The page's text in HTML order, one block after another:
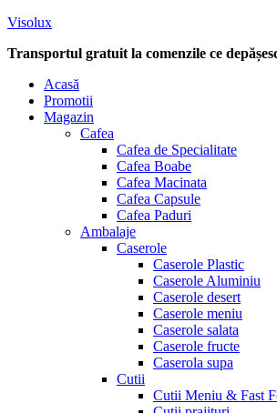
Visolux
Transportul gratuit la comenzile ce
Menu
Acasă
Promotii
Magazin
Cafea
Cafea de Specialitate
Cafea Boabe
Cafea Macinata
Cafea Capsule
Cafea Paduri
Ambalaje
Caserole
Caserole Plastic
Caserole Aluminiu
Caserole desert
Caserole meniu
Caserole salata
Caserole fructe
Caserola supa
Cutii
Cutii Meniu & Fast